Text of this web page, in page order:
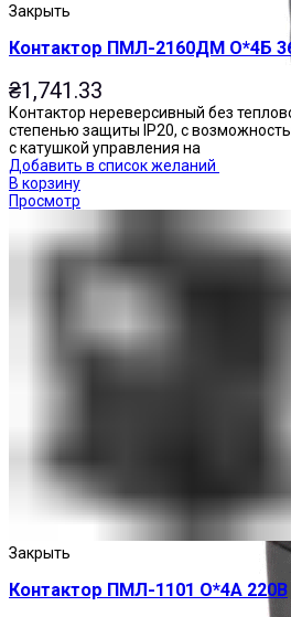
Реле тепловые
Закрыть
Контактор ПМЛ-2160ДМ О*4Б
₴1,741.33
Контактор нереверсивный без
степенью защиты IP20, с
с катушкой управления на
Добавить в список желаний
В корзину
Просмотр
Закрыть
Контактор ПМЛ-1101 О*4А 220В